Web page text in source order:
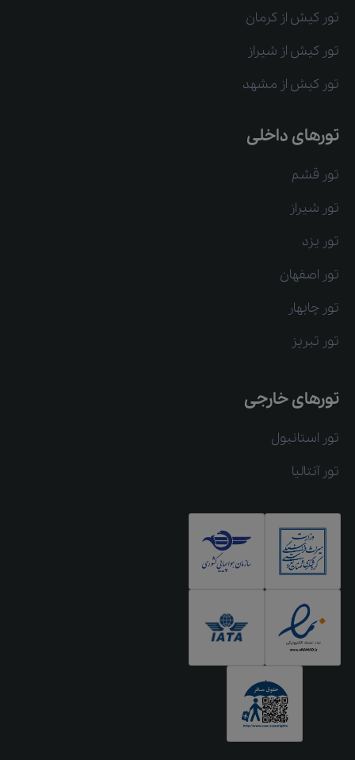
تور کیش از کرمان
تور کیش از شیراز
تور کیش از مشهد
تورهای داخلی
تور قشم
تور شیراز
تور یزد
تور اصفهان
تور چابهار
تور تبریز
تورهای خارجی
تور استانبول
تور آنتالیا